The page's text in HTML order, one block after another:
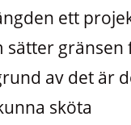
ett
sätter gränsen
av det är
sköta